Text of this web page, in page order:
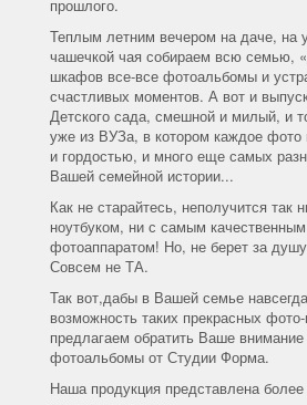
прошлого.
Теплым летним вечером на даче, на
чашечкой чая собираем всю семью,
шкафов все-все фотоальбомы и
счастливых моментов. А вот и
Детского сада, смешной и милый, и
уже из ВУЗа, в котором каждое фото
и гордостью, и много еще самых
Вашей семейной истории...
Как не старайтесь, неполучится так
ноутбуком, ни с самым
фотоаппаратом! Но, не берет за
Совсем не ТА.
Так вот,дабы в Вашей семье
возможность таких прекрасных
предлагаем обратить Ваше
фотоальбомы от Студии Форма.
Наша продукция представлена